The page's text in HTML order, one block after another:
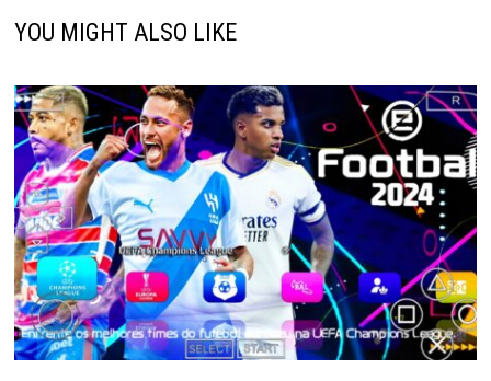
YOU MIGHT ALSO LIKE